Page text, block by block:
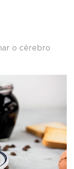
o cérebro